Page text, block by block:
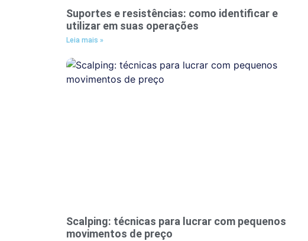
Suportes e resistências: como identificar e
utilizar em suas operações
Leia mais »
Scalping: técnicas para lucrar com pequenos
movimentos de preço